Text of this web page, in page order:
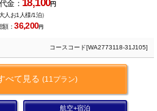
金： 18,100円
大人お1人様/1泊）
額：36,200円
コースコード[WA2773118-31J105]
べて見る (11プラン)
航空+宿泊